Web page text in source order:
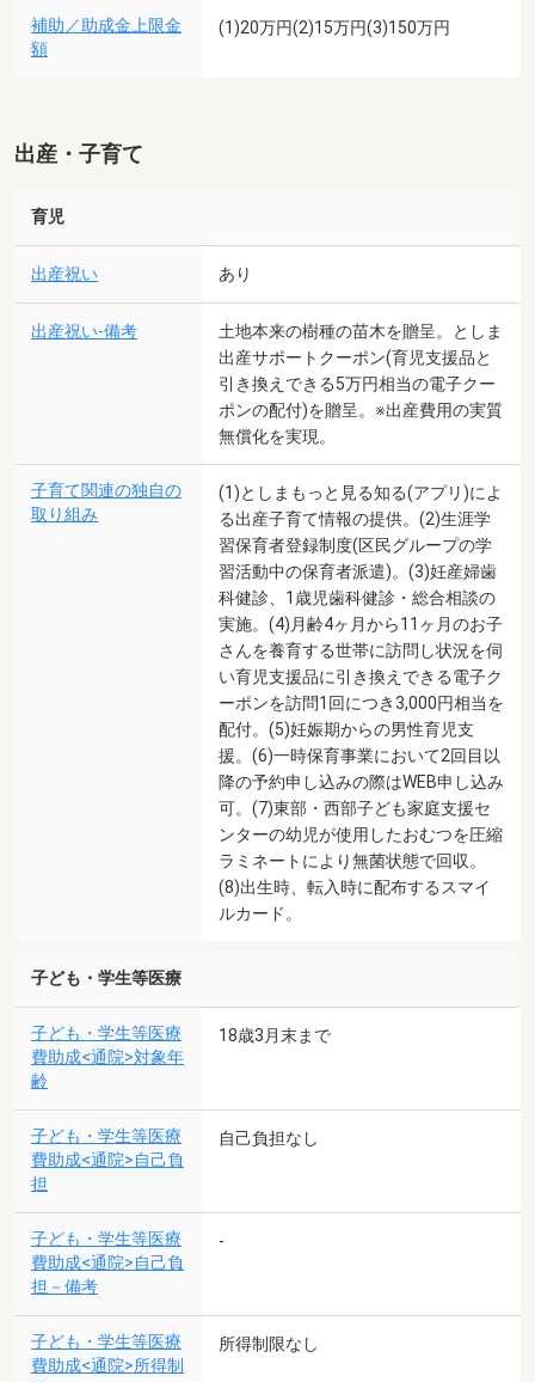
補助／助成金上限金
額
(1)20万円(2)15万円(3)150万円
出産・子育て
育児
出産祝い あり
出産祝い-備考
土地本来の樹種の苗木を贈呈。としま
出産サポートクーポン(育児支援品と
引き換えできる5万円相当の電子クー
ポンの配付)を贈呈。※出産費用の実質
無償化を実現。
子育て関連の独自の
取り組み
(1)としまもっと見る知る(アプリ)によ
る出産子育て情報の提供。(2)生涯学
習保育者登録制度(区民グループの学
習活動中の保育者派遣)。(3)妊産婦歯
科健診、1歳児歯科健診・総合相談の
実施。(4)月齢4ヶ月から11ヶ月のお子
さんを養育する世帯に訪問し状況を伺
い育児支援品に引き換えできる電子ク
ーポンを訪問1回につき3,000円相当を
配付。(5)妊娠期からの男性育児支
援。(6)一時保育事業において2回目以
降の予約申し込みの際はWEB申し込み
可。(7)東部・西部子ども家庭支援セ
ンターの幼児が使用したおむつを圧縮
ラミネートにより無菌状態で回収。
(8)出生時、転入時に配布するスマイ
ルカード。
子ども・学生等医療
子ども・学生等医療
費助成<通院>対象年
齢
18歳3月末まで
子ども・学生等医療
費助成<通院>自己負
担
自己負担なし
子ども・学生等医療
費助成<通院>自己負
担－備考
-
子ども・学生等医療
費助成<通院>所得制
所得制限なし